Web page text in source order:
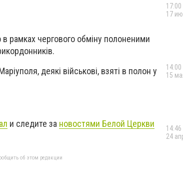
рамках чергового обміну полоненими
деякі військові, взяті в полон у
и следите за новостями Белой Церкви
об этом редакции
17:00
17
14:00
15
14:46